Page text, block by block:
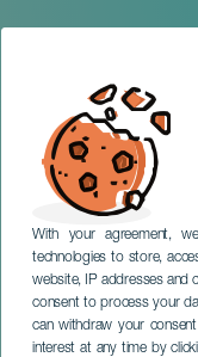
With your agreement,
technologies to store,
website, IP addresses and
consent to process your
can withdraw your
interest at any time by
TENERIFE